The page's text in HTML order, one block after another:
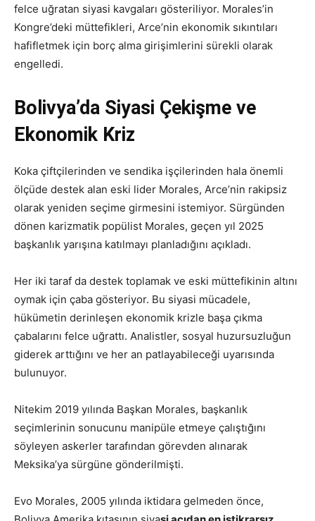
felce uğratan siyasi kavgaları gösteriliyor. Morales’in
Kongre’deki müttefikleri, Arce’nin ekonomik sıkıntıları
hafifletmek için borç alma girişimlerini sürekli olarak
engelledi.
Bolivya’da Siyasi Çekişme ve
Ekonomik Kriz
Koka çiftçilerinden ve sendika işçilerinden hala önemli
ölçüde destek alan eski lider Morales, Arce’nin rakipsiz
olarak yeniden seçime girmesini istemiyor. Sürgünden
dönen karizmatik popülist Morales, geçen yıl 2025
başkanlık yarışına katılmayı planladığını açıkladı.
Her iki taraf da destek toplamak ve eski müttefikinin altını
oymak için çaba gösteriyor. Bu siyasi mücadele,
hükümetin derinleşen ekonomik krizle başa çıkma
çabalarını felce uğrattı. Analistler, sosyal huzursuzluğun
giderek arttığını ve her an patlayabileceği uyarısında
bulunuyor.
Nitekim 2019 yılında Başkan Morales, başkanlık
seçimlerinin sonucunu manipüle etmeye çalıştığını
söyleyen askerler tarafından görevden alınarak
Meksika’ya sürgüne gönderilmişti.
Evo Morales, 2005 yılında iktidara gelmeden önce,